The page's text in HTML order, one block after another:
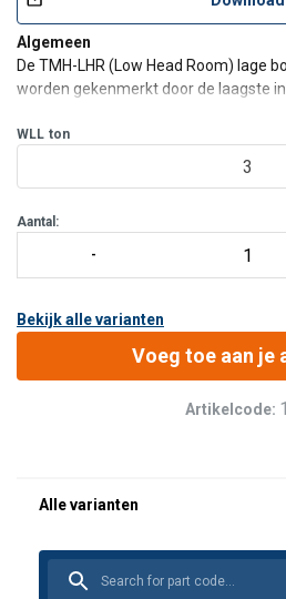
Algemeen
De TMH-LHR (Low Head Room) lage
worden gekenmerkt door de laagste
1) is deze takel extreem duurzaam en
veelvuldig gebruik. De beste garantie
WLL ton
3
Aantal:
Bekijk alle varianten
Voeg toe aan je
Artikelcode: